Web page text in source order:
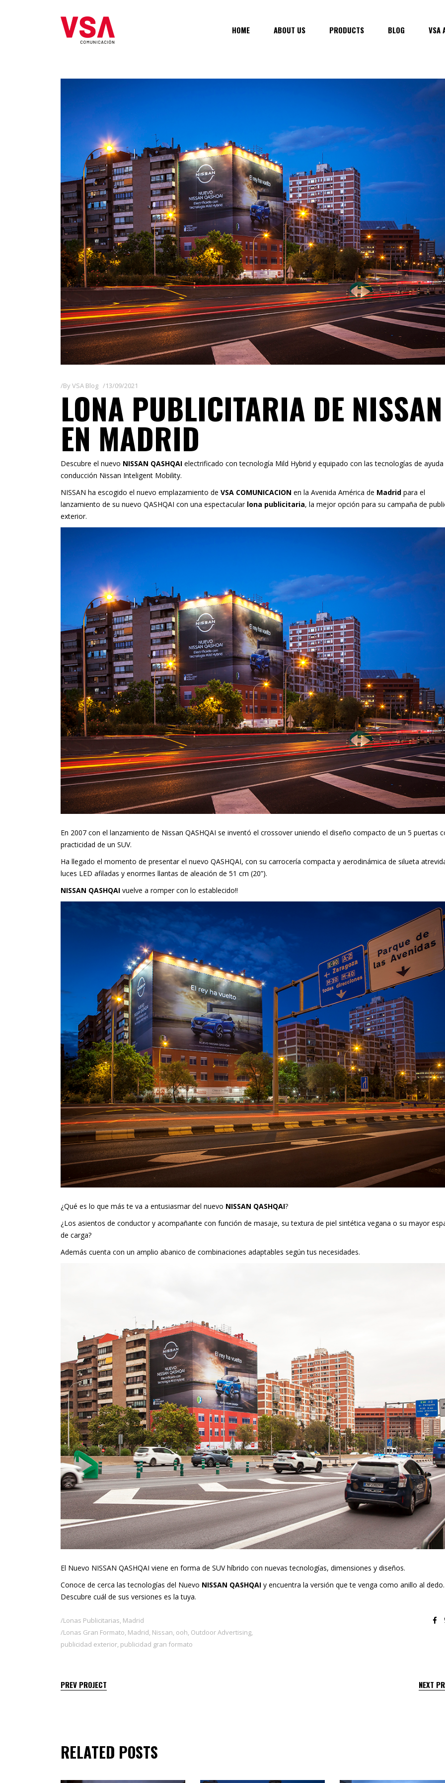
HOME ABOUT US PRODUCTS BLOG VSA
ByVSA Blog 13/09/2021
LONA PUBLICITARIA DE NISSAN
EN MADRID
Descubre el nuevo NISSAN QASHQAI electrificado con tecnología Mild Hybrid y equipado con las tecnologías de ayuda
conducción Nissan Inteligent Mobility.
NISSAN ha escogido el nuevo emplazamiento de VSA COMUNICACION en la Avenida América de Madrid para el
lanzamiento de su nuevo QASHQAI con una espectacular lona publicitaria, la mejor opción para su campaña de
exterior.
En 2007 con el lanzamiento de Nissan QASHQAI se inventó el crossover uniendo el diseño compacto de un 5 puertas
practicidad de un SUV.
Ha llegado el momento de presentar el nuevo QASHQAI, con su carrocería compacta y aerodinámica de silueta
luces LED afiladas y enormes llantas de aleación de 51 cm (20”).
NISSAN QASHQAI vuelve a romper con lo establecido!!
¿Qué es lo que más te va a entusiasmar del nuevo NISSAN QASHQAI?
¿Los asientos de conductor y acompañante con función de masaje, su textura de piel sintética vegana o su mayor
de carga?
Además cuenta con un amplio abanico de combinaciones adaptables según tus necesidades.
El Nuevo NISSAN QASHQAI viene en forma de SUV híbrido con nuevas tecnologías, dimensiones y diseños.
Conoce de cerca las tecnologías del Nuevo NISSAN QASHQAI y encuentra la versión que te venga como anillo al dedo.
Descubre cuál de sus versiones es latuya.
Lonas Publicitarias, Madrid
Lonas Gran Formato, Madrid, Nissan, ooh, Outdoor Advertising,
publicidad exterior, publicidad gran formato
PREV PROJECT NEXT
RELATED POSTS